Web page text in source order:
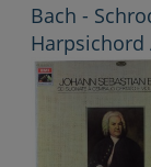
Bach -
Harpsichord